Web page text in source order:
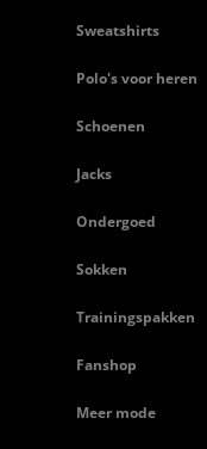
Sweatshirts
Polo's voor heren
Schoenen
Jacks
Ondergoed
Sokken
Trainingspakken
Fanshop
Meer mode